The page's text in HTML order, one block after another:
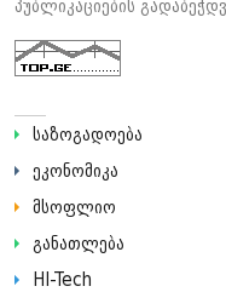
პუბლიკაციების
საზოგადოება
ეკონომიკა
მსოფლიო
განათლება
HI-Tech